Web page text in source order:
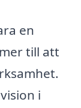
en
till att
i